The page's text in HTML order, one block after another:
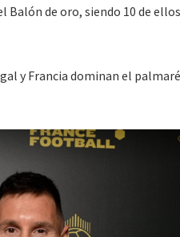
de oro, siendo 10 de
y Francia dominan el